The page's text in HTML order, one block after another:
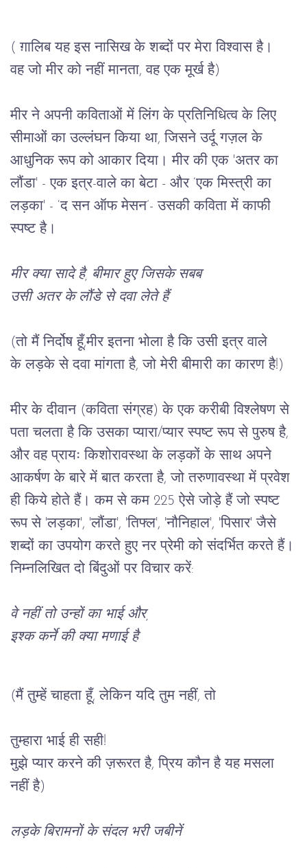
( ग़ालिब यह इस नासिख के शब्दों पर मेरा विश्वास है।
वह जो मीर को नहीं मानता, वह एक मूर्ख है)
मीर ने अपनी कविताओं में लिंग के प्रतिनिधित्व के लिए
सीमाओं का उल्लंघन किया था, जिसने उर्दू गज़ल के
आधुनिक रूप को आकार दिया। मीर की एक 'अतर का
लौंडा' - एक इत्र-वाले का बेटा - और ‘एक मिस्त्री का
लड़का' - ‘द सन ऑफ मेसन’- उसकी कविता में काफी
स्पष्ट है।
मीर क्या सादे है, बीमार हुए जिसके सबब
उसी अतर के लौंडे से दवा लेते हैं
(तो मैं निर्दोष हूँ,मीर इतना भोला है कि उसी इत्र वाले
के लड़के से दवा मांगता है, जो मेरी बीमारी का कारण है!)
मीर के दीवान (कविता संग्रह) के एक करीबी विश्लेषण से
पता चलता है कि उसका प्यारा/प्यार स्पष्ट रूप से पुरुष है,
और वह प्रायः किशोरावस्था के लड़कों के साथ अपने
आकर्षण के बारे में बात करता है, जो तरुणावस्था में प्रवेश
ही किये होते हैं। कम से कम 225 ऐसे जोड़े हैं जो स्पष्ट
रूप से 'लड़का', 'लौंडा', 'तिफ्ल', 'नौनिहाल', 'पिसार' जैसे
शब्दों का उपयोग करते हुए नर प्रेमी को संदर्भित करते हैं।
निम्नलिखित दो बिंदुओं पर विचार करें:
वे नहीं तो उन्हों का भाई और,
इश्क कर्ने की क्या मणाई है
(मैं तुम्हें चाहता हूँ, लेकिन यदि तुम नहीं, तो
तुम्हारा भाई ही सही!
मुझे प्यार करने की ज़रूरत है, प्रिय कौन है यह मसला
नहीं है)
लड़के बिरामनों के संदल भरी जबीनें